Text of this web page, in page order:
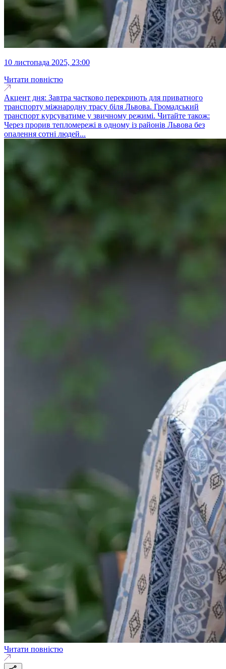
10 листопада 2025, 23:00
Читати повністю
Акцент дня: Завтра частково перекриють для приватного
транспорту міжнародну трасу біля Львова. Громадський
транспорт курсуватиме у звичному режимі. Читайте також:
Через прорив тепломережі в одному із районів Львова без
опалення сотні людей...
Читати повністю